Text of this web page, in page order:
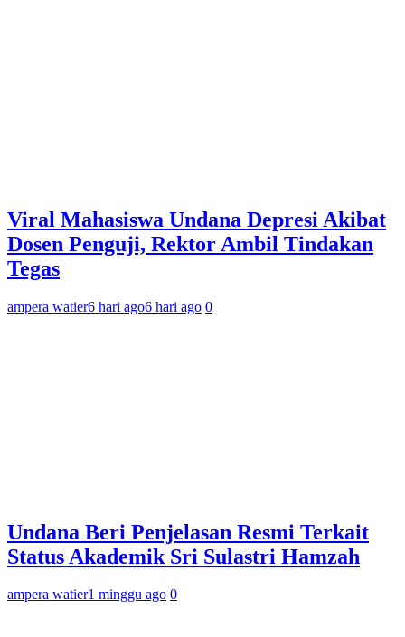
Viral Mahasiswa Undana Depresi Akibat
Dosen Penguji, Rektor Ambil Tindakan
Tegas
ampera watier6 hari ago6 hari ago 0
Undana Beri Penjelasan Resmi Terkait
Status Akademik Sri Sulastri Hamzah
ampera watier1 minggu ago 0